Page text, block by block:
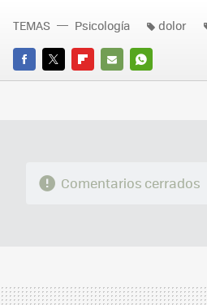
FACEBOOK
TWITTERFLIPBOARD
E-
WHATSAPP
TEMAS Psicología dolor
Comentarios cerrados